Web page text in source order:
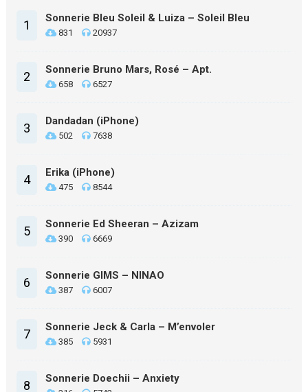
1 Sonnerie Bleu Soleil & Luiza – Soleil Bleu
831 20937
2 Sonnerie Bruno Mars, Rosé – Apt.
658 6527
3 Dandadan (iPhone)
502 7638
4 Erika (iPhone)
475 8544
5 Sonnerie Ed Sheeran – Azizam
390 6669
6 Sonnerie GIMS – NINAO
387 6007
7 Sonnerie Jeck & Carla – M’envoler
385 5931
8 Sonnerie Doechii – Anxiety